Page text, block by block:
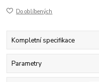
Do oblíbených
Kompletní specifikace
Parametry